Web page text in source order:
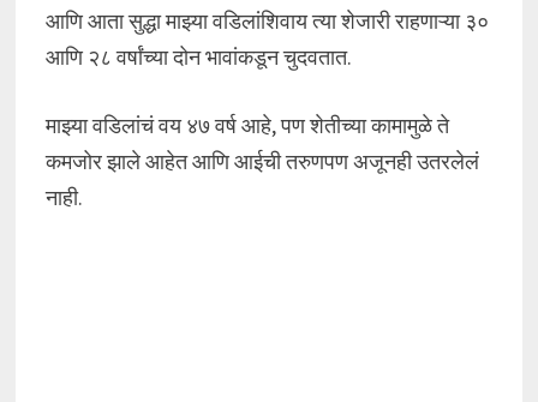
आणि आता सुद्धा माझ्या वडिलांशिवाय त्या शेजारी राहणाऱ्या ३०
आणि २८ वर्षांच्या दोन भावांकडून चुदवतात.
माझ्या वडिलांचं वय ४७ वर्ष आहे, पण शेतीच्या कामामुळे ते
कमजोर झाले आहेत आणि आईची तरुणपण अजूनही उतरलेलं
नाही.